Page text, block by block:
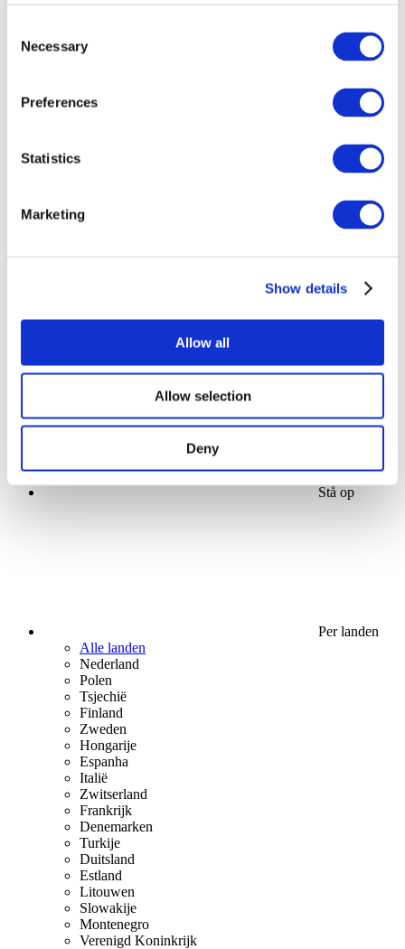
Selection
Necessary
Preferences
Statistics
Marketing
Show details
Allow all
Allow selection
Deny
Events
Koncerter
Scene
Stå op
Per landen
Alle landen
Nederland
Polen
Tsjechië
Finland
Zweden
Hongarije
Espanha
Italië
Zwitserland
Frankrijk
Denemarken
Turkije
Duitsland
Estland
Litouwen
Slowakije
Montenegro
Verenigd Koninkrijk